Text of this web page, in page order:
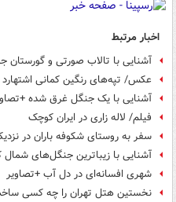
اخبار مرتبط
آشنایی با تالاب صورتی و گورستان
عکس/ تپه‌های رنگین کمانی اشتهارد
آشنایی با یک جنگل غرق شده
فیلم/ لاله زاری در ایران کوچک
سفر به روستای شکوفه باران در
آشنایی با زیباترین جنگل‌های شمال
شهری افسانه‌ای در دل آب +تصاویر
نخستین هتل تهران را چه کسی